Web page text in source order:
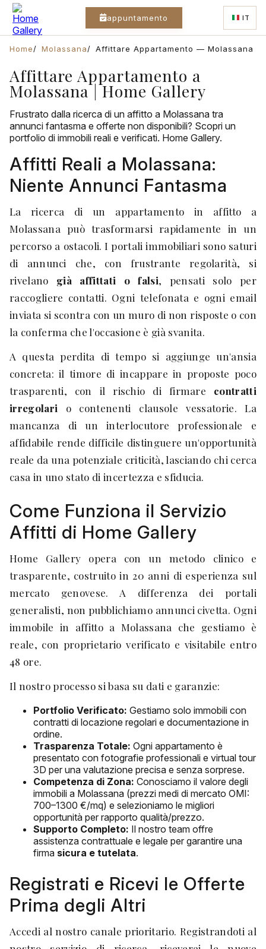
appuntamento IT
Home Molassana Affittare Appartamento — Molassana
Affittare Appartamento a
Molassana | Home Gallery
Frustrato dalla ricerca di un affitto a Molassana tra
annunci fantasma e offerte non disponibili? Scopri un
portfolio di immobili reali e verificati. Home Gallery.
Affitti Reali a Molassana:
Niente Annunci Fantasma
La ricerca di un appartamento in affitto a
Molassana può trasformarsi rapidamente in un
percorso a ostacoli. I portali immobiliari sono saturi
di annunci che, con frustrante regolarità, si
rivelano già affittati o falsi, pensati solo per
raccogliere contatti. Ogni telefonata e ogni email
inviata si scontra con un muro di non risposte o con
la conferma che l'occasione è già svanita.
A questa perdita di tempo si aggiunge un'ansia
concreta: il timore di incappare in proposte poco
trasparenti, con il rischio di firmare contratti
irregolari o contenenti clausole vessatorie. La
mancanza di un interlocutore professionale e
affidabile rende difficile distinguere un'opportunità
reale da una potenziale criticità, lasciando chi cerca
casa in uno stato di incertezza e sfiducia.
Come Funziona il Servizio
Affitti di Home Gallery
Home Gallery opera con un metodo clinico e
trasparente, costruito in 20 anni di esperienza sul
mercato genovese. A differenza dei portali
generalisti, non pubblichiamo annunci civetta. Ogni
immobile in affitto a Molassana che gestiamo è
reale, con proprietario verificato e visitabile entro
48 ore.
Il nostro processo si basa su dati e garanzie:
Portfolio Verificato: Gestiamo solo immobili con
contratti di locazione regolari e documentazione in
ordine.
Trasparenza Totale: Ogni appartamento è
presentato con fotografie professionali e virtual tour
3D per una valutazione precisa e senza sorprese.
Competenza di Zona: Conosciamo il valore degli
immobili a Molassana (prezzi medi di mercato OMI:
700–1300 €/mq) e selezioniamo le migliori
opportunità per rapporto qualità/prezzo.
Supporto Completo: Il nostro team offre
assistenza contrattuale e legale per garantire una
firma sicura e tutelata.
Registrati e Ricevi le Offerte
Prima degli Altri
Accedi al nostro canale prioritario. Registrandoti al